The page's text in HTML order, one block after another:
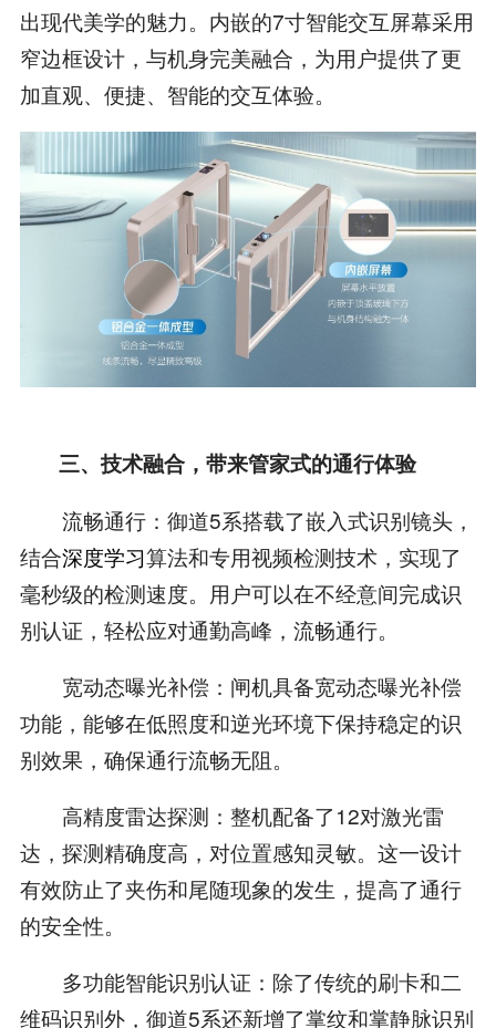
出现代美学的魅力。内嵌的7寸智能交互屏幕采用
窄边框设计，与机身完美融合，为用户提供了更
加直观、便捷、智能的交互体验。
三、技术融合，带来管家式的通行体验
流畅通行：御道5系搭载了嵌入式识别镜头，
结合深度学习算法和专用视频检测技术，实现了
毫秒级的检测速度。用户可以在不经意间完成识
别认证，轻松应对通勤高峰，流畅通行。
宽动态曝光补偿：闸机具备宽动态曝光补偿
功能，能够在低照度和逆光环境下保持稳定的识
别效果，确保通行流畅无阻。
高精度雷达探测：整机配备了12对激光雷
达，探测精确度高，对位置感知灵敏。这一设计
有效防止了夹伤和尾随现象的发生，提高了通行
的安全性。
多功能智能识别认证：除了传统的刷卡和二
维码识别外，御道5系还新增了掌纹和掌静脉识别